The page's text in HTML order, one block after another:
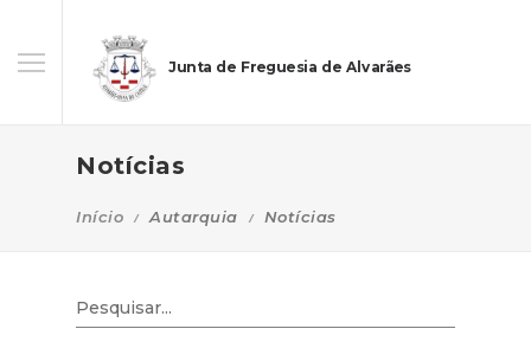
Junta de Freguesia de Alvarães
Notícias
Início Autarquia Notícias